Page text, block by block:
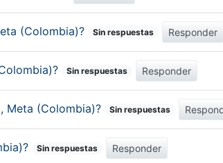
(Colombia)? Sin respuestas Responder
Sin respuestas Responder
Meta (Colombia)? Sin respuestas
Sin respuestas Responder